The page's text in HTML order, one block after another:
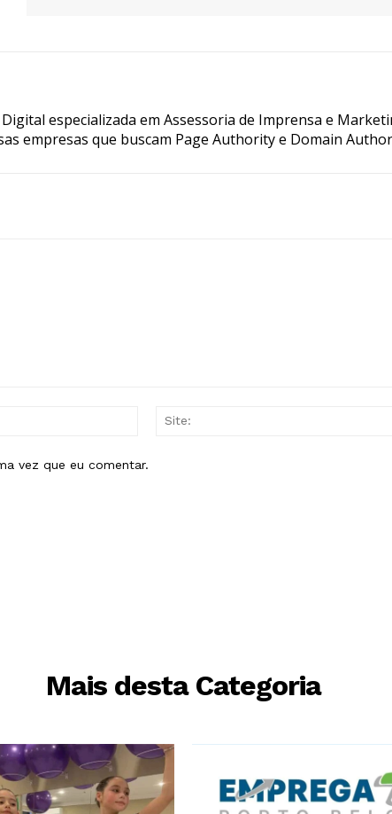
especializada em Assessoria de Imprensa e
empresas que buscam Page Authority e Domain
vez que eu comentar.
Mais desta Categoria